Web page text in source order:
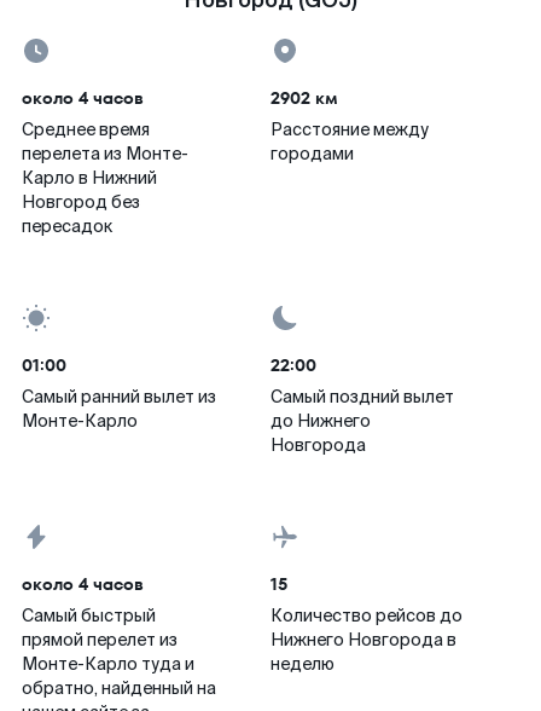
около 4 часов
Среднее время
перелета из Монте-
Карло в Нижний
Новгород без
пересадок
2902 км
Расстояние между
городами
01:00
Самый ранний вылет из
Монте-Карло
22:00
Самый поздний вылет
до Нижнего
Новгорода
около 4 часов
Самый быстрый
прямой перелет из
Монте-Карло туда и
обратно, найденный на
15
Количество рейсов до
Нижнего Новгорода в
неделю